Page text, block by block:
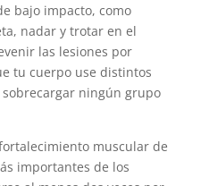
bajo impacto, como
nadar y trotar en el
las lesiones por
tu cuerpo use distintos
ningún grupo
muscular de
importantes de los